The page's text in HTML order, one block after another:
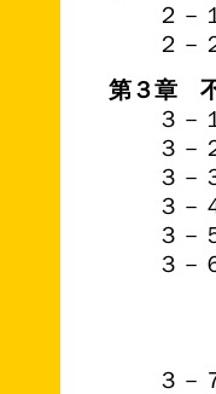
２－
２－
第３章
３－
３－
３－
３－
３－
３－
３
３
３
３－